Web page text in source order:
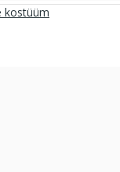
kostüüm